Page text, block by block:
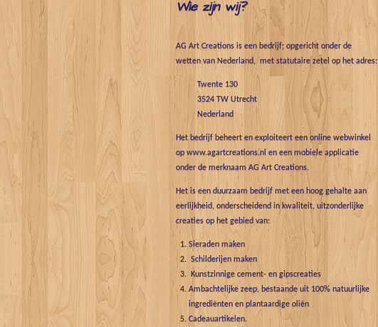
Wie zijn wij?
AG Art Creations is een bedrijf; opgericht onder de
wetten van Nederland, met statutaire zetel op het adres:
Twente 130
3524 TW Utrecht
Nederland
Het bedrijf beheert en exploiteert een online webwinkel
op www.agartcreations.nl en een mobiele applicatie
onder de merknaam AG Art Creations.
Het is een duurzaam bedrijf met een hoog gehalte aan
eerlijkheid, onderscheidend in kwaliteit, uitzonderlijke
creaties op het gebied van:
Sieraden maken
Schilderijen maken
Kunstzinnige cement- en gipscreaties
Ambachtelijke zeep, bestaande uit 100% natuurlijke
ingrediënten en plantaardige oliën
Cadeauartikelen.